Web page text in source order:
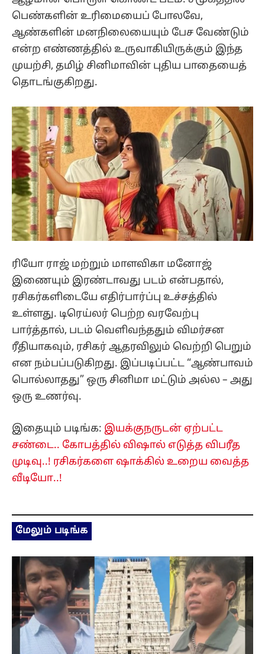
பெண்களின் உரிமையைப் போலவே,
ஆண்களின் மனநிலையையும் பேச வேண்டும்
என்ற எண்ணத்தில் உருவாகியிருக்கும் இந்த
முயற்சி, தமிழ் சினிமாவின் புதிய பாதையைத்
தொடங்குகிறது.
ரியோ ராஜ் மற்றும் மாளவிகா மனோஜ்
இணையும் இரண்டாவது படம் என்பதால்,
ரசிகர்களிடையே எதிர்பார்ப்பு உச்சத்தில்
உள்ளது. டிரெய்லர் பெற்ற வரவேற்பு
பார்த்தால், படம் வெளிவந்ததும் விமர்சன
ரீதியாகவும், ரசிகர் ஆதரவிலும் வெற்றி பெறும்
என நம்பப்படுகிறது. இப்படிப்பட்ட “ஆண்பாவம்
பொல்லாதது” ஒரு சினிமா மட்டும் அல்ல – அது
ஒரு உணர்வு.
இதையும் படிங்க: இயக்குநருடன் ஏற்பட்ட
சண்டை.. கோபத்தில் விஷால் எடுத்த விபரீத
முடிவு..! ரசிகர்களை ஷாக்கில் உறைய வைத்த
வீடியோ..!
மேலும் படிங்க